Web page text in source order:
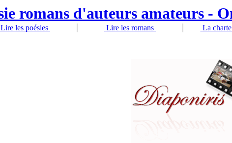
Lire les poésies Lire les romans La charte